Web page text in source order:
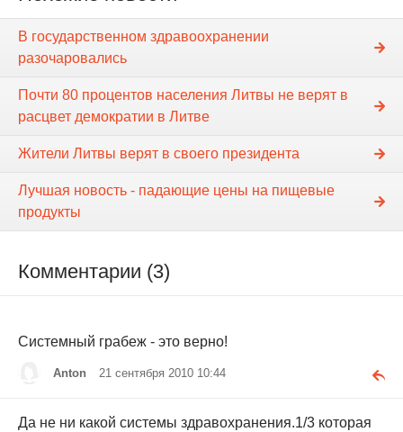
В государственном здравоохранении
разочаровались
Почти 80 процентов населения Литвы не верят в
расцвет демократии в Литве
Жители Литвы верят в своего президента
Лучшая новость - падающие цены на пищевые
продукты
Комментарии (3)
Системный грабеж - это верно!
Anton 21 сентября 2010 10:44
Да не ни какой системы здравохранения.1/3 которая